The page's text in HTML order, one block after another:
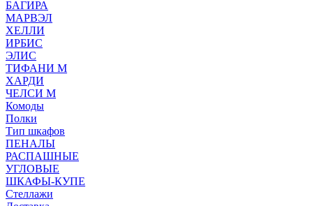
БАГИРА
МАРВЭЛ
ХЕЛЛИ
ИРБИС
ЭЛИС
ТИФАНИ М
ХАРДИ
ЧЕЛСИ М
Комоды
Полки
Тип шкафов
ПЕНАЛЫ
РАСПАШНЫЕ
УГЛОВЫЕ
ШКАФЫ-КУПЕ
Стеллажи